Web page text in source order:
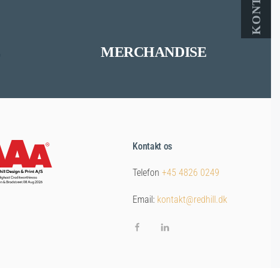
MERCHANDISE
Kontakt os
Telefon+45 4826 0249
Email: kontakt@redhill.dk